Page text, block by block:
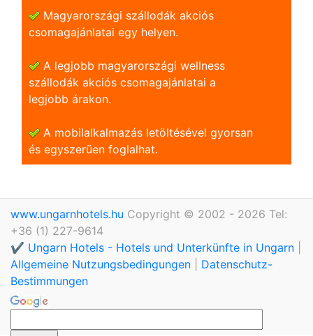
Magyarországi szállodák akciós
csomagajánlatai egy helyen.
A legjobb magyarországi wellness
szállodák akciós csomagajánlatai a
legjobb árakon.
A mobilalkalmazás letöltésével gyorsan
és egyszerũen foglalhat.
www.ungarnhotels.hu Copyright © 2002 - 2026 Tel:
+36 (1) 227-9614
✔️ Ungarn Hotels - Hotels und Unterkünfte in Ungarn
Allgemeine Nutzungsbedingungen
Datenschutz-
Bestimmungen